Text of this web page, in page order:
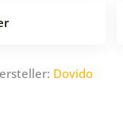
Dovido